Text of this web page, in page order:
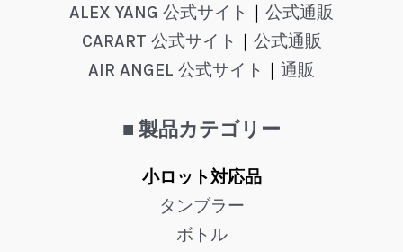
ALEX YANG 公式サイト ｜ 公式通販
CARART 公式サイト ｜ 公式通販
AIR ANGEL 公式サイト ｜ 通販
■ 製品カテゴリー
小ロット対応品
タンブラー
ボトル